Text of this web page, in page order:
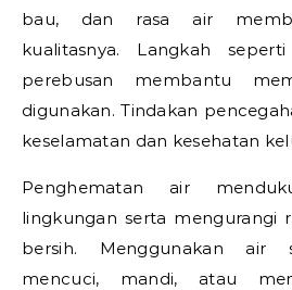
bau, dan rasa air
kualitasnya. Langkah
perebusan membantu
digunakan. Tindakan
keselamatan dan kesehatan
Penghematan air
lingkungan serta mengurangi
bersih. Menggunakan air
mencuci, mandi, atau